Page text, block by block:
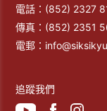
電話： (852) 2327
傳真： (852) 2351
電郵：
追蹤我們